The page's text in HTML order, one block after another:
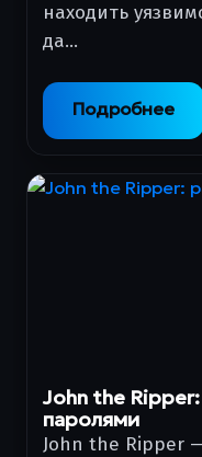
находить
да…
Подробнее
John the
паролями
John the Ripper